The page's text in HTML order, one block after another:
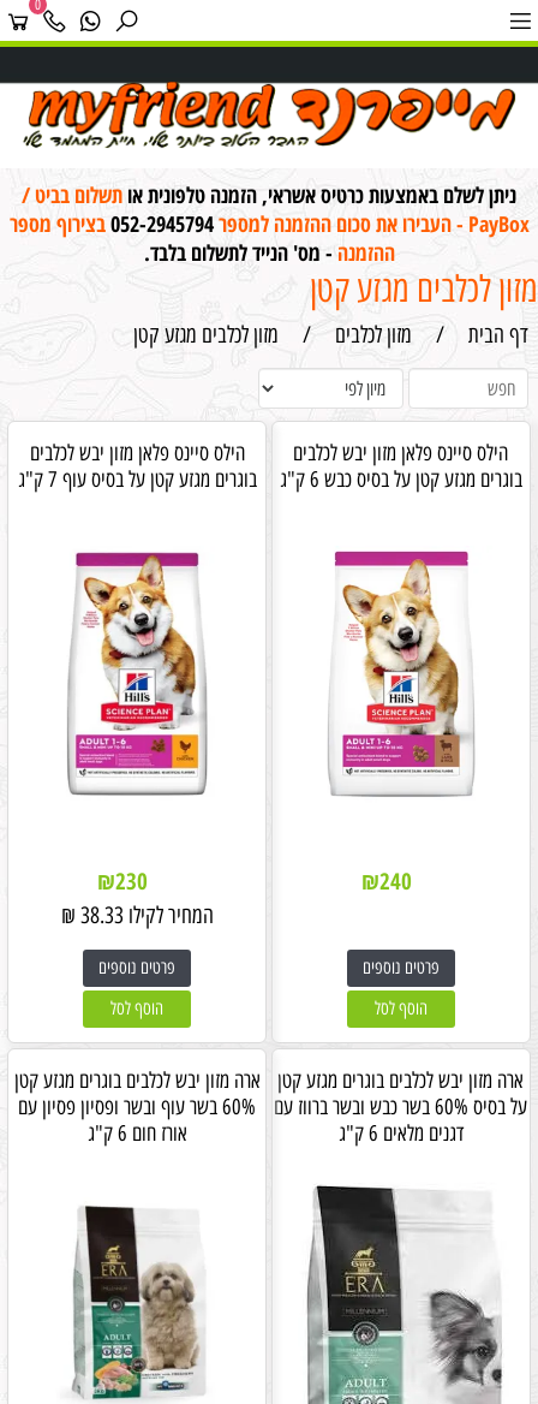
0
ניתן לשלם באמצעות כרטיס אשראי, הזמנה טלפונית או תשלום בביט /
PayBox - העבירו את סכום ההזמנה למספר
052-2945794בצירוף מספר
ההזמנה - מס' הנייד לתשלום בלבד.
מזון לכלבים מגזע קטן
דף הבית / מזון לכלבים / מזון לכלבים מגזע קטן
הילס סיינס פלאן מזון יבש לכלבים
בוגרים מגזע קטן על בסיס כבש 6 ק"ג
₪240
פרטים נוספים
הוסף לסל
הילס סיינס פלאן מזון יבש לכלבים
בוגרים מגזע קטן על בסיס עוף 7 ק"ג
₪230
המחיר לקילו 38.33
₪
פרטים נוספים
הוסף לסל
ארה מזון יבש לכלבים בוגרים מגזע קטן
על בסיס 60% בשר כבש ובשר ברווז עם
דגנים מלאים 6 ק"ג
ארה מזון יבש לכלבים בוגרים מגזע קטן
60% בשר עוף ובשר ופסיון פסיון עם
אורז חום 6 ק"ג